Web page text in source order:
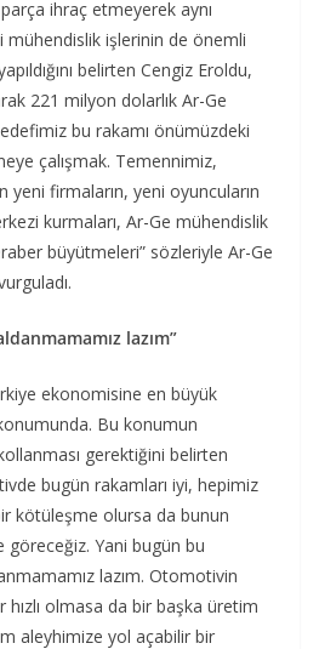
ihraç etmeyerek aynı
işlerinin de önemli
belirten Cengiz Eroldu,
221 milyon dolarlık Ar-Ge
bu rakamı önümüzdeki
çalışmak. Temennimiz,
yeni firmaların, yeni oyuncuların
kurmaları, Ar-Ge mühendislik
büyütmeleri” sözleriyle Ar-Ge
lazım”
ekonomisine en büyük
Bu konumun
gerektiğini belirten
bugün rakamları iyi, hepimiz
kötüleşme olursa da bunun
göreceğiz. Yani bugün bu
lazım. Otomotivin
olmasa da bir başka üretim
aleyhimize yol açabilir bir